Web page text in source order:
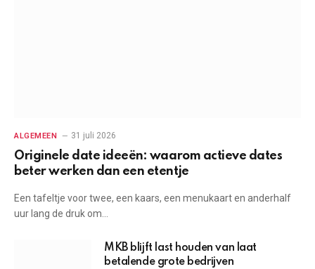
ALGEMEEN 31 juli 2026
Originele date ideeën: waarom actieve dates
beter werken dan een etentje
Een tafeltje voor twee, een kaars, een menukaart en anderhalf
uur lang de druk om…
MKB blijft last houden van laat
betalende grote bedrijven